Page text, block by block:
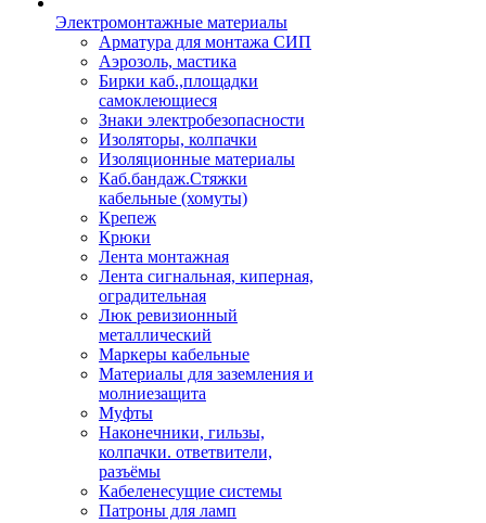
Электромонтажные материалы
Арматура для монтажа СИП
Аэрозоль, мастика
Бирки каб.,площадки
самоклеющиеся
Знаки электробезопасности
Изоляторы, колпачки
Изоляционные материалы
Каб.бандаж.Стяжки
кабельные (хомуты)
Крепеж
Крюки
Лента монтажная
Лента сигнальная, киперная,
оградительная
Люк ревизионный
металлический
Маркеры кабельные
Материалы для заземления и
молниезащита
Муфты
Наконечники, гильзы,
колпачки. ответвители,
разъёмы
Кабеленесущие системы
Патроны для ламп